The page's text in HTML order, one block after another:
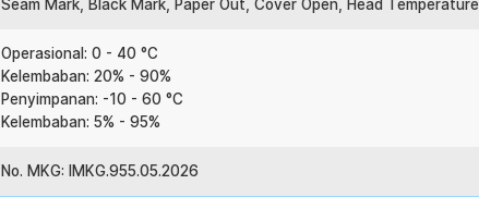
Seam Mark, Black Mark, Paper Out, Cover Open, Head Temperature
Operasional: 0 - 40 °C
Kelembaban: 20% - 90%
Penyimpanan: -10 - 60 °C
Kelembaban: 5% - 95%
No. MKG: IMKG.955.05.2026